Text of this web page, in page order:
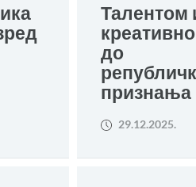
Талентом
до
признања
29.12.2025.